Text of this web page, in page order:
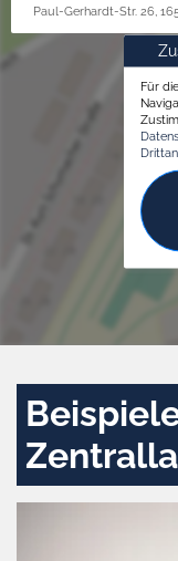
Paul-Gerhardt-Str. 26,
Für